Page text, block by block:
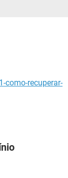
recuperar-